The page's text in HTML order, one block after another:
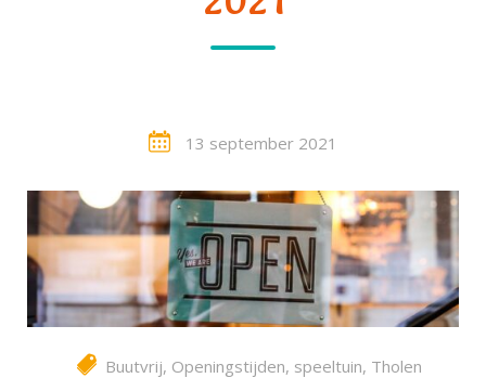
13 september 2021
Buutvrij, Openingstijden, speeltuin, Tholen